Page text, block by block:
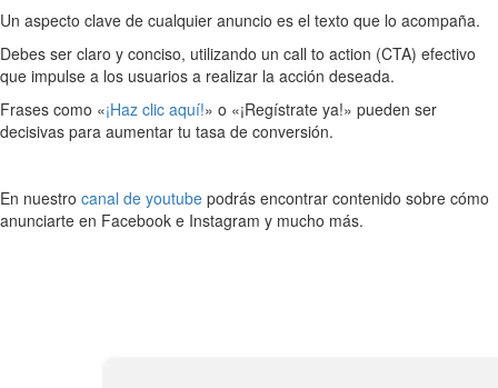
Un aspecto clave de cualquier anuncio es el texto que lo acompaña.
Debes ser claro y conciso, utilizando un call to action (CTA) efectivo
que impulse a los usuarios a realizar la acción deseada.
Frases como «¡Haz clic aquí!» o «¡Regístrate ya!» pueden ser
decisivas para aumentar tu tasa de conversión.
En nuestro canal de youtube podrás encontrar contenido sobre cómo
anunciarte en Facebook e Instagram y mucho más.